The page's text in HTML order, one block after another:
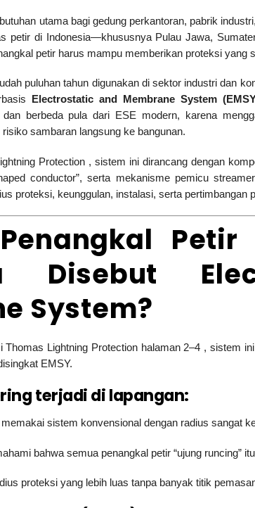
utama bagi gedung perkantoran, pabrik
petir di Indonesia—khususnya Pulau Jawa,
petir harus mampu memberikan proteksi yang
puluhan tahun digunakan di sektor industri dan
Electrostatic and Membrane System
berbeda pula dari ESE modern, karena
sambaran langsung ke bangunan.
Protection , sistem ini dirancang dengan
conductor”, serta mekanisme pemicu
proteksi, keunggulan, instalasi, serta pertimbangan
Petir
Disebut
System?
Lightning Protection halaman 2–4 , sistem
EMSY.
terjadi di lapangan:
sistem konvensional dengan radius sangat
bahwa semua penangkal petir “ujung runcing”
proteksi yang lebih luas tanpa banyak titik